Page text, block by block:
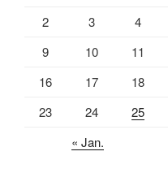
2
3 4
9
10 11
16
17 18
23
24 25
« Jan.